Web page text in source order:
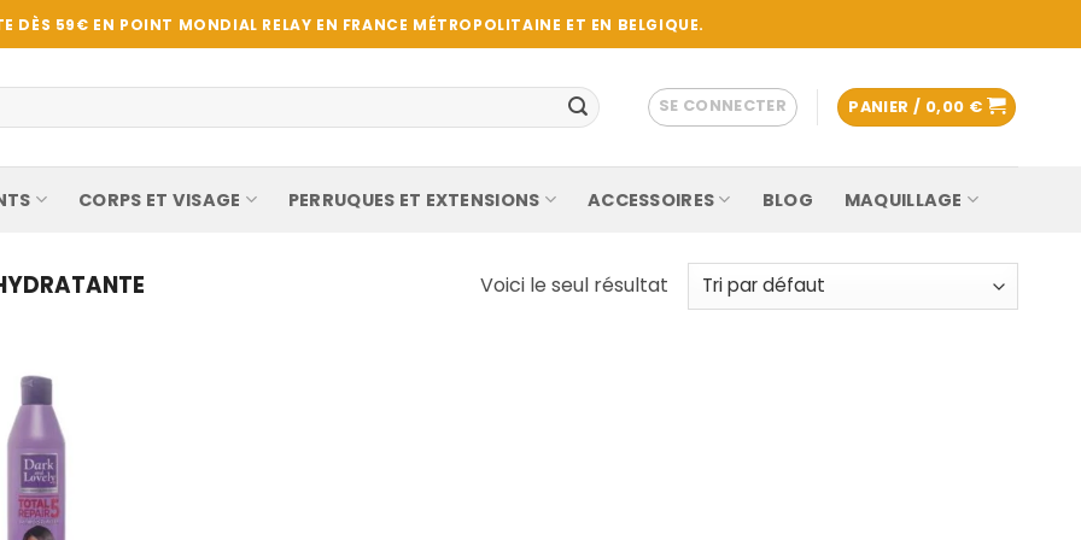
DÈS 59€ EN POINT MONDIAL RELAY EN FRANCE MÉTROPOLITAINE ET EN BELGIQUE.
SE CONNECTER PANIER / 0,00 €
CORPS ET VISAGE PERRUQUES ET EXTENSIONS ACCESSOIRES BLOG MAQUILLAGE
Voici le seul résultat